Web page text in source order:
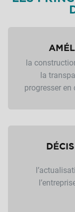
la
la
progresser en